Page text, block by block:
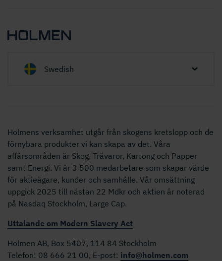
Swedish
Holmens verksamhet utgår från skogens kretslopp och de
förnybara produkter vi kan skapa av det. Våra
affärsområden är Skog, Trävaror, Kartong och Papper
samt Energi. Vi är 3 500 medarbetare som skapar värde
för aktieägare, kunder och samhälle. Vår omsättning
uppgick 2025 till nästan 22 Mdkr och aktien är noterad
på Nasdaq Stockholm, Large Cap.
Uttalande om Modern Slavery Act
Holmen AB, Box 5407, 114 84 Stockholm
Telefon: 08 666 21 00, E-post: info@holmen.com